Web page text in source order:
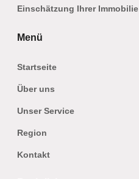
Einschätzung Ihrer Immobilie
Menü
Startseite
Über uns
Unser Service
Region
Kontakt